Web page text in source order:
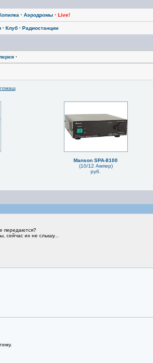
· Аэродромы · Live!
· Клуб· Радиостанции
·
Manson SPA-8100
(10/12 Ампер)
руб.
передаются?
сейчас их не слышу...